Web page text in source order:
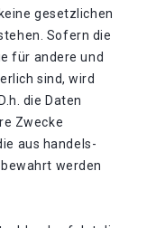
gesetzlichen
Sofern die
für andere und
sind, wird
die Daten
Zwecke
aus handels-
werden